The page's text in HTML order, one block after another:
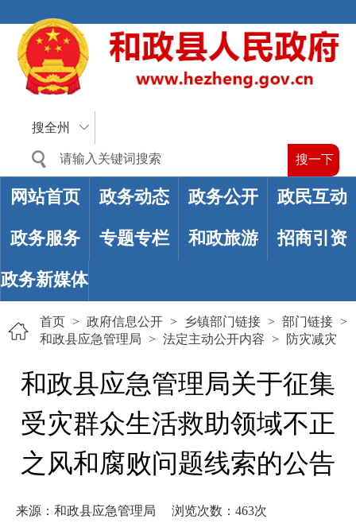
搜全州
网站首页 政务动态 政务公开 政民互动
政务服务 专题专栏 和政旅游 招商引资
政务新媒体
首页 > 政府信息公开 > 乡镇部门链接 > 部门链接 >
和政县应急管理局 > 法定主动公开内容 > 防灾减灾
和政县应急管理局关于征集
受灾群众生活救助领域不正
之风和腐败问题线索的公告
来源：和政县应急管理局 浏览次数： 463次